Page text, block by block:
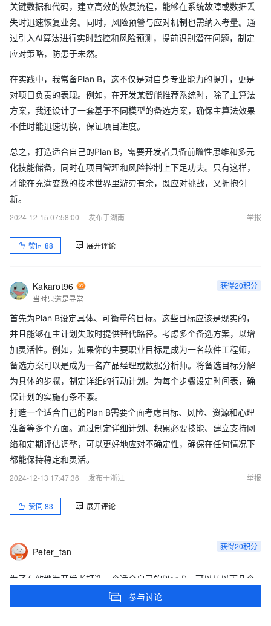
关键数据和代码，建立高效的恢复流程，能够在系统故障或数据丢
失时迅速恢复业务。同时，风险预警与应对机制也需纳入考量。通
过引入AI算法进行实时监控和风险预测，提前识别潜在问题，制定
应对策略，防患于未然。
在实践中，我常备Plan B，这不仅是对自身专业能力的提升，更是
对项目负责的表现。例如，在开发某智能推荐系统时，除了主算法
方案，我还设计了一套基于不同模型的备选方案，确保主算法效果
不佳时能迅速切换，保证项目进度。
总之，打造适合自己的Plan B，需要开发者具备前瞻性思维和多元
化技能储备，同时在项目管理和风险控制上下足功夫。只有这样，
才能在充满变数的技术世界里游刃有余，既应对挑战，又拥抱创
新。
2024-12-15 07:58:00
发布于湖南 举报
赞同 88 展开评论
Kakarot96
当时只道是寻常
获得20积分
首先为Plan B设定具体、可衡量的目标。这些目标应该是现实的，
并且能够在主计划失败时提供替代路径。考虑多个备选方案，以增
加灵活性。例如，如果你的主要职业目标是成为一名软件工程师，
备选方案可以是成为一名产品经理或数据分析师。将备选目标分解
为具体的步骤，制定详细的行动计划。为每个步骤设定时间表，确
保计划的实施有条不紊。
打造一个适合自己的Plan B需要全面考虑目标、风险、资源和心理
准备等多个方面。通过制定详细计划、积累必要技能、建立支持网
络和定期评估调整，可以更好地应对不确定性，确保在任何情况下
都能保持稳定和灵活。
2024-12-13 17:47:36
发布于浙江 举报
赞同 83 展开评论
Peter_tan 获得20积分
为了有效地为开发者打造一个适合自己的Plan B，可以从以下几个
技能多样化：
参与讨论